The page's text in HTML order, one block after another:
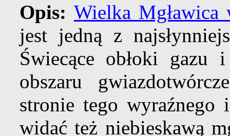
Opis: Wielka Mgławica
jest jedną z
Świecące obłoki gazu
obszaru
stronie tego
widać też niebieskawą